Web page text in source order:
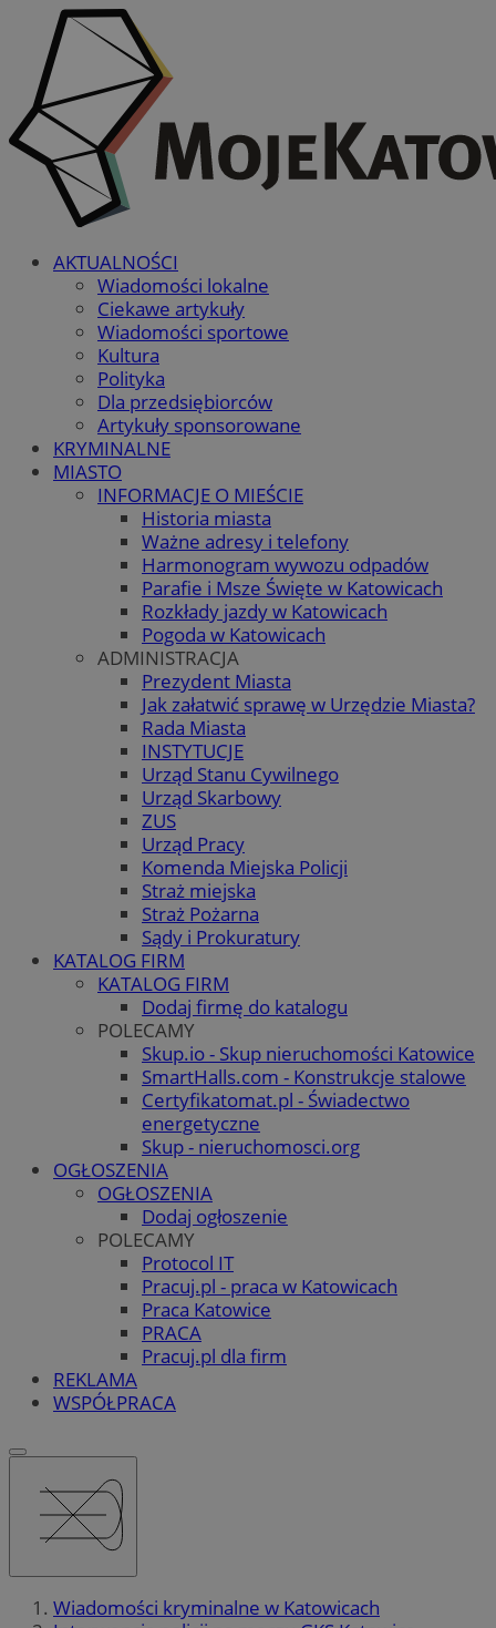
AKTUALNOŚCI
Wiadomości lokalne
Ciekawe artykuły
Wiadomości sportowe
Kultura
Polityka
Dla przedsiębiorców
Artykuły sponsorowane
KRYMINALNE
MIASTO
INFORMACJE O MIEŚCIE
Historia miasta
Ważne adresy i telefony
Harmonogram wywozu odpadów
Parafie i Msze Święte w Katowicach
Rozkłady jazdy w Katowicach
Pogoda w Katowicach
ADMINISTRACJA
Prezydent Miasta
Jak załatwić sprawę w Urzędzie Miasta?
Rada Miasta
INSTYTUCJE
Urząd Stanu Cywilnego
Urząd Skarbowy
ZUS
Urząd Pracy
Komenda Miejska Policji
Straż miejska
Straż Pożarna
Sądy i Prokuratury
KATALOG FIRM
KATALOG FIRM
Dodaj firmę do katalogu
POLECAMY
Skup.io - Skup nieruchomości Katowice
SmartHalls.com - Konstrukcje stalowe
Certyfikatomat.pl - Świadectwo
energetyczne
Skup - nieruchomosci.org
OGŁOSZENIA
OGŁOSZENIA
Dodaj ogłoszenie
POLECAMY
Protocol IT
Pracuj.pl - praca w Katowicach
Praca Katowice
PRACA
Pracuj.pl dla firm
REKLAMA
WSPÓŁPRACA
Wiadomości kryminalne w Katowicach